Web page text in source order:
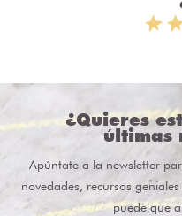
¿Quieres
últimas
Apúntate a la newsletter
novedades, recursos
puede que